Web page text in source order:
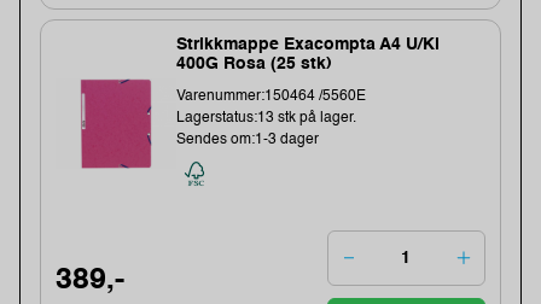
Strikkmappe Exacompta A4 U/Kl
400G Rosa (25 stk)
Varenummer:150464 /5560E
Lagerstatus:13 stk på lager.
Sendes om:1-3 dager
389,-